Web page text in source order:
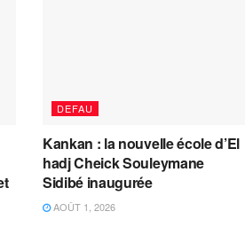
DEFAU
Kankan : la nouvelle école d’El
hadj Cheick Souleymane
Sidibé inaugurée
AOÛT 1, 2026